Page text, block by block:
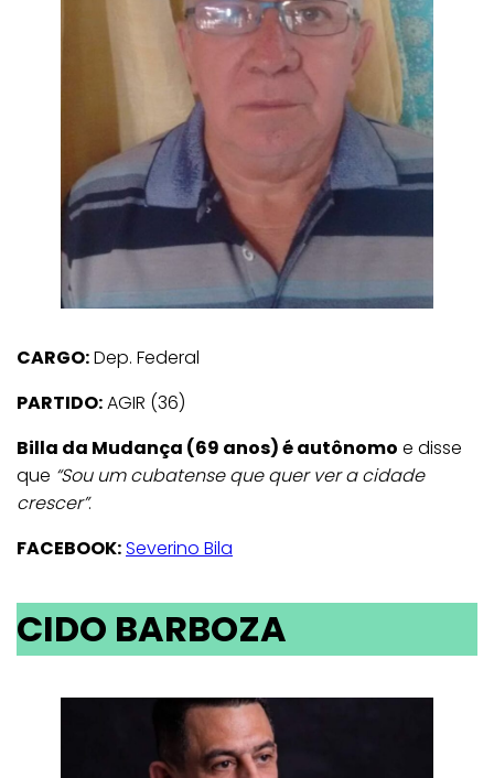
CARGO:Dep. Federal
PARTIDO:AGIR (36)
Billa da Mudança (69 anos) é autônomo e disse
que “Sou um cubatense que quer ver a cidade
crescer”.
FACEBOOK:Severino Bila
CIDO BARBOZA